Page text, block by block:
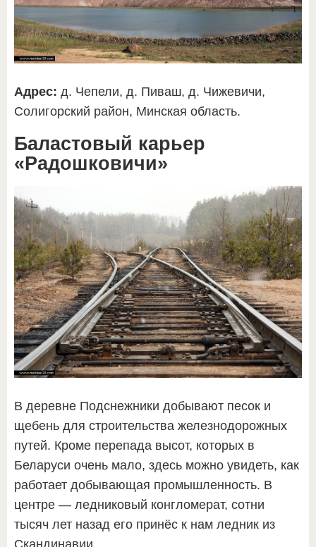
Адрес: д. Чепели, д. Пиваш, д. Чижевичи,
Солигорский район, Минская область.
Баластовый карьер
«Радошковичи»
В деревне Подснежники добывают песок и
щебень для строительства железнодорожных
путей. Кроме перепада высот, которых в
Беларуси очень мало, здесь можно увидеть, как
работает добывающая промышленность. В
центре — ледниковый конгломерат, сотни
тысяч лет назад его принёс к нам ледник из
Скандинавии.